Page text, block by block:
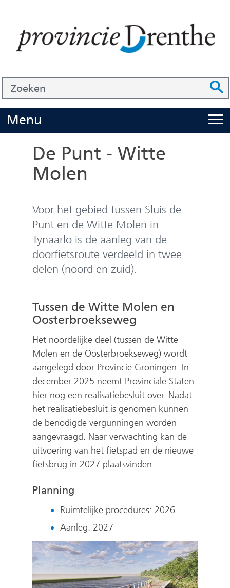
inhoud
Z
o
e
k
Menu
i
t
k
l
p
p
e
n
De Punt - Witte
Molen
Voor het gebied tussen Sluis de
Punt en de Witte Molen in
Tynaarlo is de aanleg van de
doorfietsroute verdeeld in twee
delen (noord en zuid).
Tussen de Witte Molen en
Oosterbroekseweg
Het noordelijke deel (tussen de Witte
Molen en de Oosterbroekseweg) wordt
aangelegd door Provincie Groningen. In
december 2025 neemt Provinciale Staten
hier nog een realisatiebesluit over. Nadat
het realisatiebesluit is genomen kunnen
de benodigde vergunningen worden
aangevraagd. Naar verwachting kan de
uitvoering van het fietspad en de nieuwe
fietsbrug in 2027 plaatsvinden.
Planning
Ruimtelijke procedures: 2026
Aanleg: 2027